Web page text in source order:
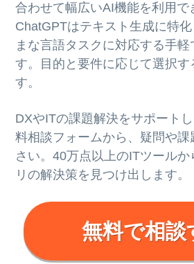
合わせて幅広いAI機能を利用で
ChatGPTはテキスト生成に特
まな言語タスクに対応する手
す。目的と要件に応じて選択
す。
DXやITの課題解決をサポート
料相談フォームから、疑問や
さい。40万点以上のITツールか
リの解決策を見つけ出します。
無料で相談